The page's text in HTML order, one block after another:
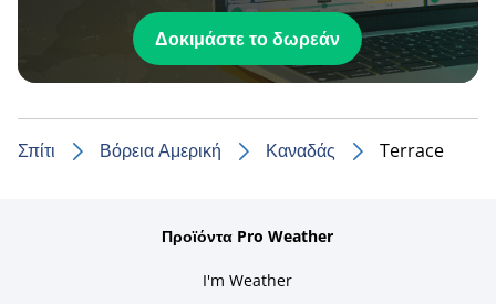
Δοκιμάστε το δωρεάν
Σπίτι Βόρεια Αμερική Καναδάς Terrace
Προϊόντα Pro Weather
I'm Weather